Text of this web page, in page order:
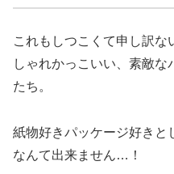
これもしつこくて申し訳な
しゃれかっこいい、素敵
たち。
紙物好きパッケージ好きと
なんて出来ません…！